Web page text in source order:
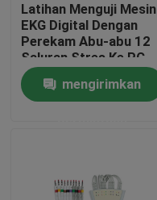
Latihan Menguji Mesin
EKG Digital Dengan
Perekam Abu-abu 12
Saluran Stres Ke PC
Kabel USB
mengirimkan